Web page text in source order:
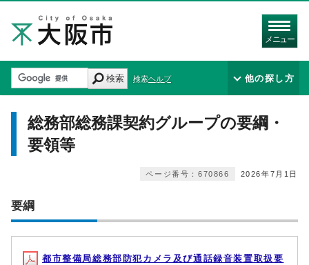
メニュー
検索 検索ヘルプ 他の探し方
総務部総務課契約グループの要綱・
要領等
2026年7月1日
ページ番号：670866
要綱
都市整備局総務部防犯カメラ及び通話録音装置取扱要